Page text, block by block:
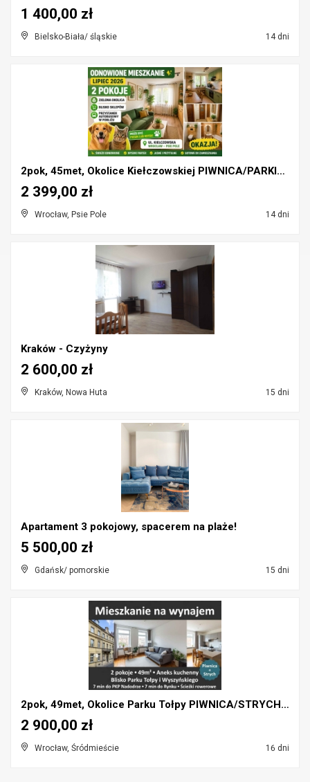
Bielsko-Biała/ śląskie 14 dni
1 400,00 zł
2pok, 45met, Okolice Kiełczowskiej PIWNICA/PARKING...
Wrocław, Psie Pole 14 dni
2 399,00 zł
Kraków - Czyżyny
Kraków, Nowa Huta 15 dni
2 600,00 zł
Apartament 3 pokojowy, spacerem na plaże!
Gdańsk/ pomorskie 15 dni
5 500,00 zł
2pok, 49met, Okolice Parku Tołpy PIWNICA/STRYCH (W...
Wrocław, Śródmieście 16 dni
2 900,00 zł